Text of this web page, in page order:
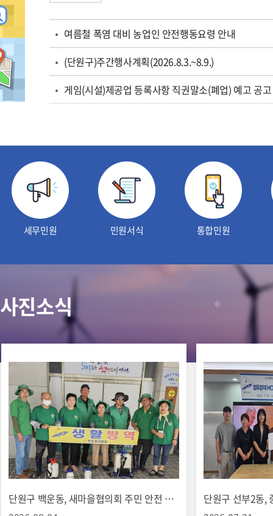
여름철 폭염 대비 농업인 안전행동요령 안내
(단원구)주간행사계획(2026.8.3.~8.9.)
게임(시설)제공업 등록사항 직권말소(폐업) 예고 공고
세무민원 민원서식 통합민원
사진소식
단원구 백운동, 새마을협의회 주민 안전 지키는 지역 방역활동 전개